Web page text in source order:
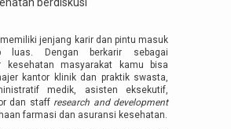
jenjang karir dan pintu masuk
luas. Dengan berkarir sebagai
kesehatan masyarakat kamu bisa
kantor klinik dan praktik swasta,
medik, asisten eksekutif,
dan staff research and development
farmasi dan asuransi kesehatan.